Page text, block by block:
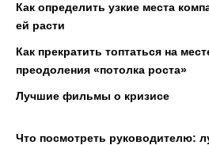
Как определить узкие места
ей расти
Как прекратить топтаться на
преодоления «потолка роста»
Лучшие фильмы о кризисе
Что посмотреть руководителю: